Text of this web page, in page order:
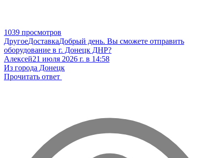
1039 просмотров
ДругоеДоставкаДобрый день. Вы сможете отправить
оборудование в г. Донецк ДНР?
Алексей21 июля 2026 г. в 14:58
Из города Донецк
Прочитать ответ